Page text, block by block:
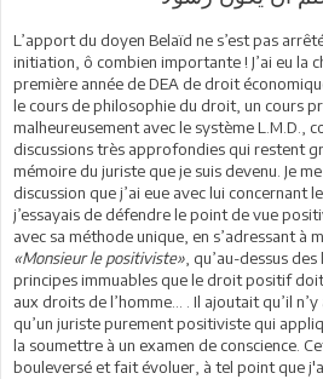
L’apport du doyen Belaïd ne s’est pas
initiation, ô combien importante ! J’ai eu la
première année de DEA de droit
le cours de philosophie du droit, un cours
malheureusement avec le système L.M.D.,
discussions très approfondies qui restent
mémoire du juriste que je suis devenu. Je
discussion que j’ai eue avec lui concernant
j’essayais de défendre le point de vue
avec sa méthode unique, en s’adressant à
«Monsieur le positiviste» , qu’au-dessus
principes immuables que le droit positif
aux droits de l’homme... . Il ajoutait qu’il
qu’un juriste purement positiviste qui
la soumettre à un examen de conscience.
bouleversé et fait évoluer, à tel point que